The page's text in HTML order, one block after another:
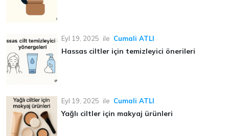
Eyl 19, 2025 ile Cumali ATLI
Hassas ciltler için temizleyici önerileri
Eyl 19, 2025 ile Cumali ATLI
Yağlı ciltler için makyaj ürünleri